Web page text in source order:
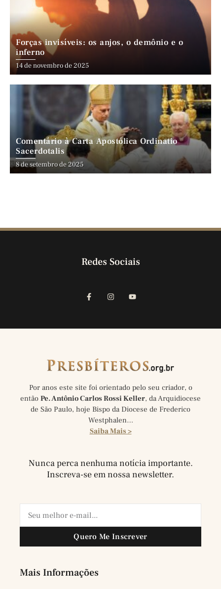
Forças invisíveis: os anjos, o demônio e o
inferno
14 de novembro de 2025
Comentário à Carta Apostólica Ordinatio
Sacerdotalis
8 de setembro de 2025
Redes Sociais
Por anos este site foi orientado pelo seu criador, o
então Pe. Antônio Carlos Rossi Keller, da Arquidiocese
de São Paulo, hoje Bispo da Diocese de Frederico
Westphalen…
Saiba Mais >
Nunca perca nenhuma notícia importante.
Inscreva-se em nossa newsletter.
Quero Me Inscrever
Mais Informações